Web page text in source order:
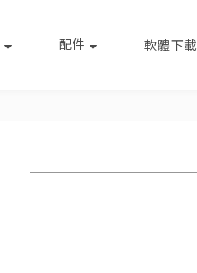
配件 軟體下載